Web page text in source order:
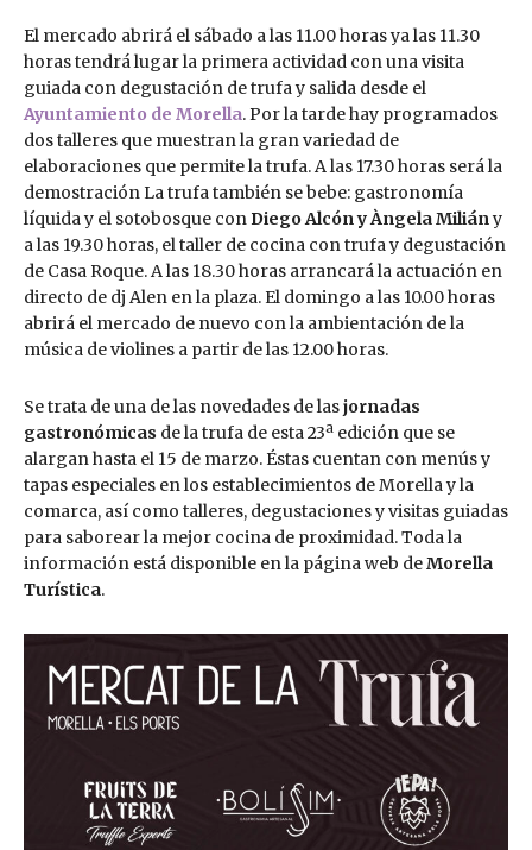
El mercado abrirá el sábado a las 11.00 horas ya las 11.30
horas tendrá lugar la primera actividad con una visita
guiada con degustación de trufa y salida desde el
Ayuntamiento de Morella. Por la tarde hay programados
dos talleres que muestran la gran variedad de
elaboraciones que permite la trufa. A las 17.30 horas será la
demostración La trufa también se bebe: gastronomía
líquida y el sotobosque con Diego Alcón y Àngela Miliány
a las 19.30 horas, el taller de cocina con trufa y degustación
de Casa Roque. A las 18.30 horas arrancará la actuación en
directo de dj Alen en la plaza. El domingo a las 10.00 horas
abrirá el mercado de nuevo con la ambientación de la
música de violines a partir de las 12.00 horas.
Se trata de una de las novedades de lasjornadas
gastronómicas de la trufa de esta 23ª edición que se
alargan hasta el 15 de marzo. Éstas cuentan con menús y
tapas especiales en los establecimientos de Morella y la
comarca, así como talleres, degustaciones y visitas guiadas
para saborear la mejor cocina de proximidad. Toda la
información está disponible en la página web deMorella
Turística.